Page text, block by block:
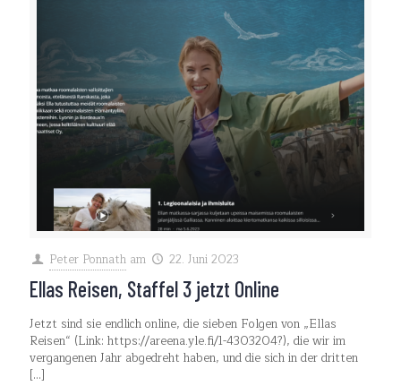
Peter Ponnath am 22. Juni 2023
Ellas Reisen, Staffel 3 jetzt Online
Jetzt sind sie endlich online, die sieben Folgen von „Ellas
Reisen“ (Link: https://areena.yle.fi/1-4303204?), die wir im
vergangenen Jahr abgedreht haben, und die sich in der dritten
[…]